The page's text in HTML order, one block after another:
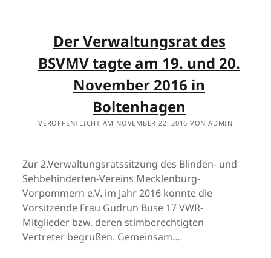
Der Verwaltungsrat des
BSVMV tagte am 19. und 20.
November 2016 in
Boltenhagen
VERÖFFENTLICHT AM NOVEMBER 22, 2016 VON ADMIN
Zur 2.Verwaltungsratssitzung des Blinden- und
Sehbehinderten-Vereins Mecklenburg-
Vorpommern e.V. im Jahr 2016 konnte die
Vorsitzende Frau Gudrun Buse 17 VWR-
Mitglieder bzw. deren stimberechtigten
Vertreter begrüßen. Gemeinsam…